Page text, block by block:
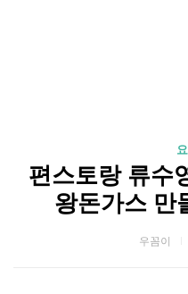
편스토랑 류수
왕돈가스 만
우꼼이